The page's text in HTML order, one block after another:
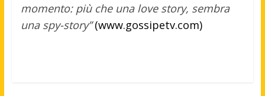
momento: più che una love story, sembra
una spy-story”(www.gossipetv.com)